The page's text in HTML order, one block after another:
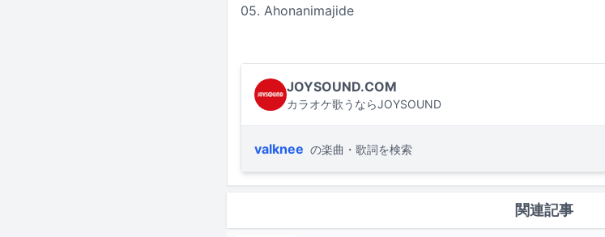
05. Ahonanimajide
JOYSOUND.COM
カラオケ歌うならJOYSOUND
valknee の楽曲・歌詞を検索
関連記事